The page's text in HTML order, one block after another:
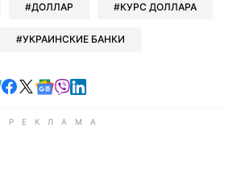
ДОЛЛАР КУРС ДОЛЛАРА
УКРАИНСКИЕ БАНКИ
Читайте в Telegram
Читайте в Facebook
Читайте в X
Читайте в Google news
Читайте в Viber
Читайте в LinkedIn